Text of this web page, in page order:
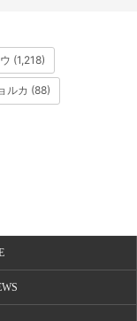
(1,218)
ルカ (88)